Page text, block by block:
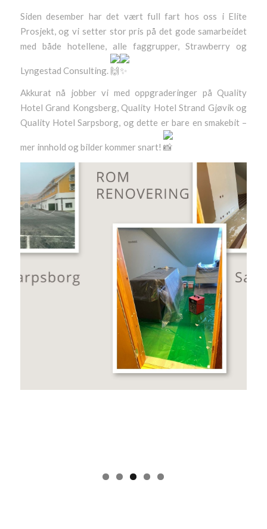
Siden desember har det vært full fart hos oss i Elite
Prosjekt, og vi setter stor pris på det gode samarbeidet
med både hotellene, alle faggrupper, Strawberry og
Lyngestad Consulting.
Akkurat nå jobber vi med oppgraderinger på Quality
Hotel Grand Kongsberg, Quality Hotel Strand Gjøvik og
Quality Hotel Sarpsborg, og dette er bare en smakebit –
mer innhold og bilder kommer snart!